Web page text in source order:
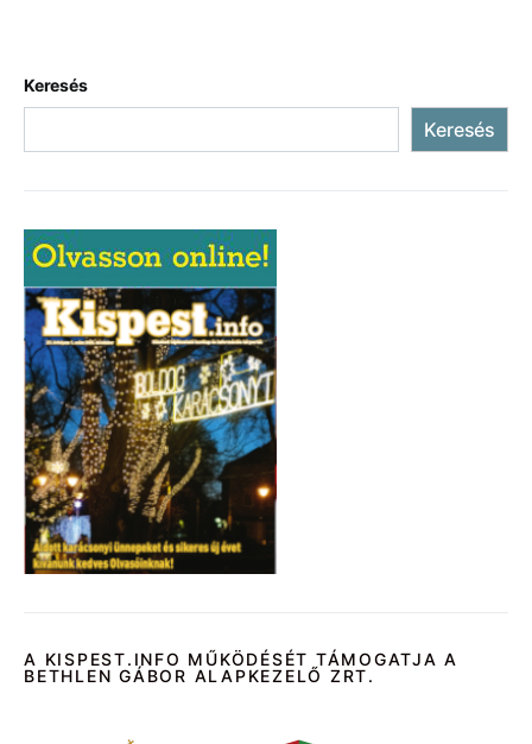
Keresés
Keresés
A KISPEST.INFO MŰKÖDÉSÉT TÁMOGATJA A
BETHLEN GÁBOR ALAPKEZELŐ ZRT.